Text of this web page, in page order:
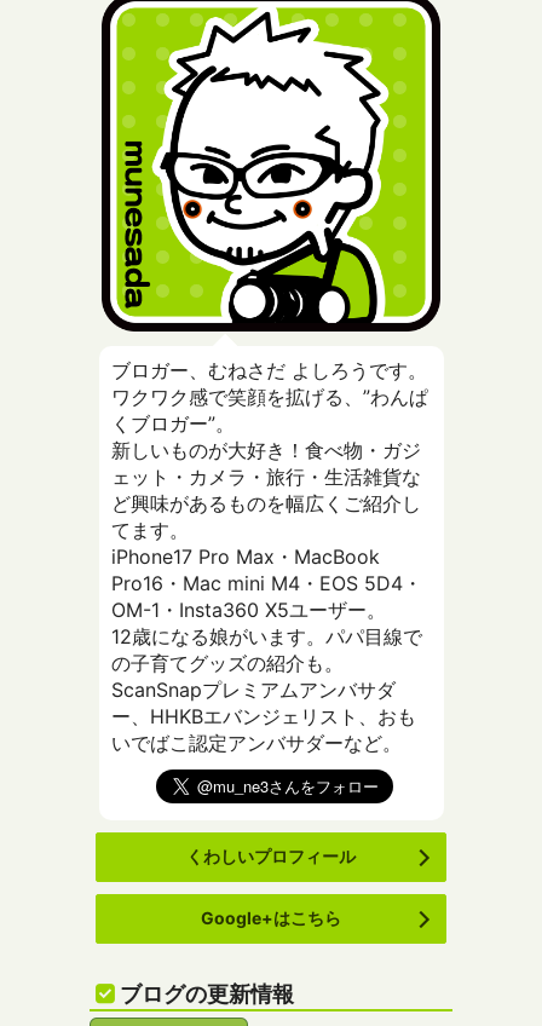
ブロガー、むねさだ よしろうです。
ワクワク感で笑顔を拡げる、”わんぱ
くブロガー”。
新しいものが大好き！食べ物・ガジ
ェット・カメラ・旅行・生活雑貨な
ど興味があるものを幅広くご紹介し
てます。
iPhone17 Pro Max・MacBook
Pro16・Mac mini M4・EOS 5D4・
OM-1・Insta360 X5ユーザー。
12歳になる娘がいます。パパ目線で
の子育てグッズの紹介も。
ScanSnapプレミアムアンバサダ
ー、HHKBエバンジェリスト、おも
いでばこ認定アンバサダーなど。
くわしいプロフィール
Google+はこちら
ブログの更新情報